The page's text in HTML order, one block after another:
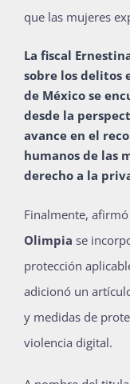
que las mujeres
La fiscal
sobre los delitos
de México se
desde la
avance en el
humanos de las
derecho a la
Finalmente,
Olimpia se
protección
adicionó un
y medidas de
violencia digital.